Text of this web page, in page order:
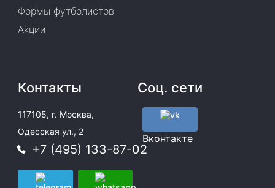
Формы футболистов
Акции
Контакты
117105, г. Москва,
Одесская ул., 2
+7 (495) 133-87-02
Соц. сети
Вконтакте